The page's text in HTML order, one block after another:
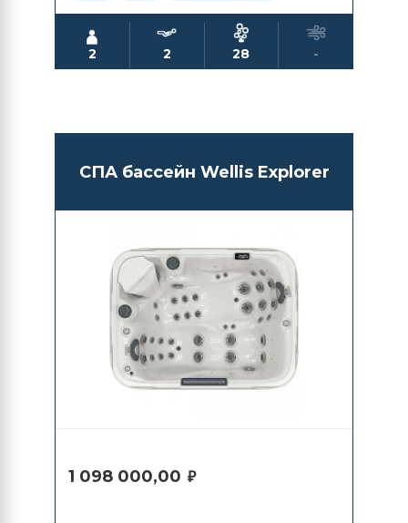
2 2 28 -
СПА бассейн Wellis Explorer
1 098 000,00 ₽